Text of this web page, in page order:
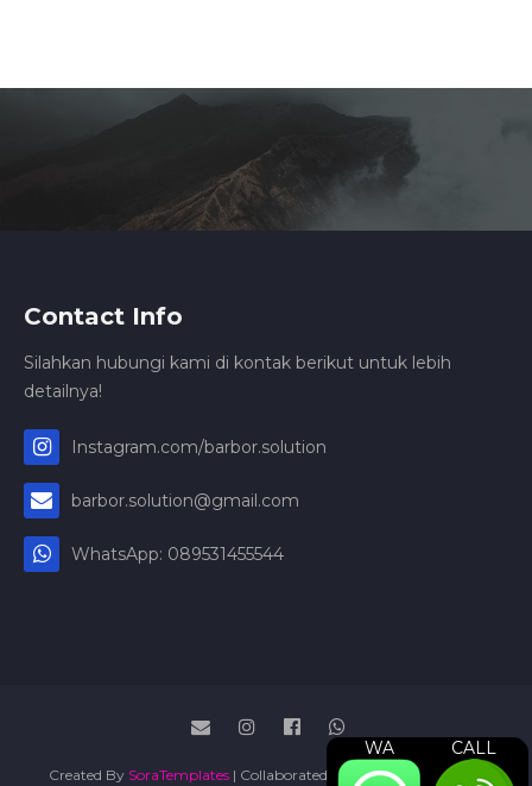
WA CALL
Contact Info
Silahkan hubungi kami di kontak berikut untuk lebih
detailnya!
Instagram.com/barbor.solution
barbor.solution@gmail.com
WhatsApp: 089531455544
Created By SoraTemplates | Collaborated By Jasa Press Release |